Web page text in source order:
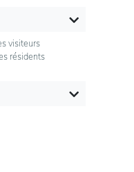
visiteurs
résidents